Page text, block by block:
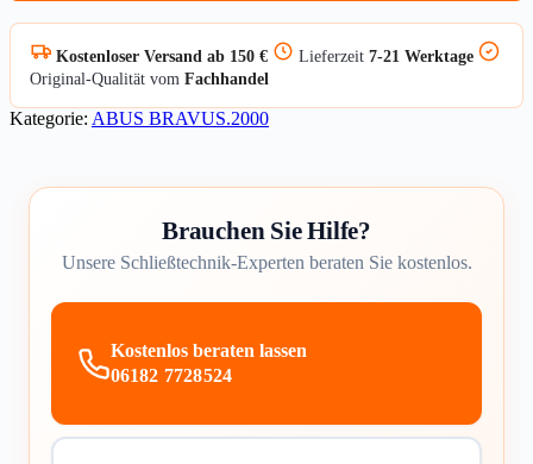
Kostenloser Versand ab 150 € Lieferzeit 7-21 Werktage
Original-Qualität vom Fachhandel
Kategorie: ABUS BRAVUS.2000
Brauchen Sie Hilfe?
Unsere Schließtechnik-Experten beraten Sie kostenlos.
Kostenlos beraten lassen
06182 7728524